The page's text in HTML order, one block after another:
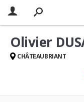
Olivier
CHÂTEAUBRIANT